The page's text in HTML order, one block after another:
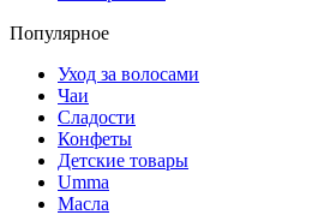
Популярное
Уход за волосами
Чаи
Сладости
Конфеты
Детские товары
Umma
Масла